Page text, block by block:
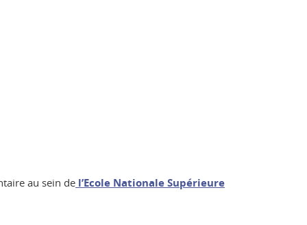
au sein de l’Ecole Nationale Supérieure